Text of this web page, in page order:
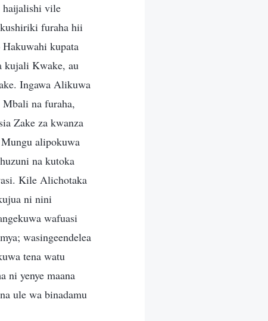
haijalishi vile
furaha hii
kupata
kujali Kwake, au
Ingawa Alikuwa
Mbali na furaha,
Zake za kwanza
alipokuwa
na kutoka
Kile Alichotaka
ni nini
wafuasi
wasingeendelea
tena watu
ni yenye maana
ule wa binadamu